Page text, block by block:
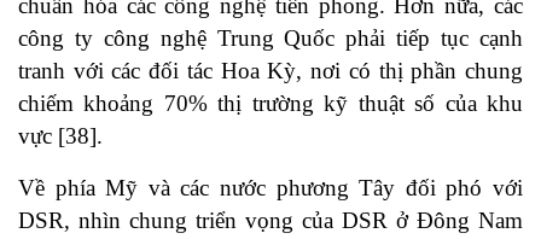
chuẩn hóa các công nghệ tiên phong. Hơn nữa, các
công ty công nghệ Trung Quốc phải tiếp tục cạnh
tranh với các đối tác Hoa Kỳ, nơi có thị phần chung
chiếm khoảng 70% thị trường kỹ thuật số của khu
vực [38].
Về phía Mỹ và các nước phương Tây đối phó với
DSR, nhìn chung triển vọng của DSR ở Đông Nam